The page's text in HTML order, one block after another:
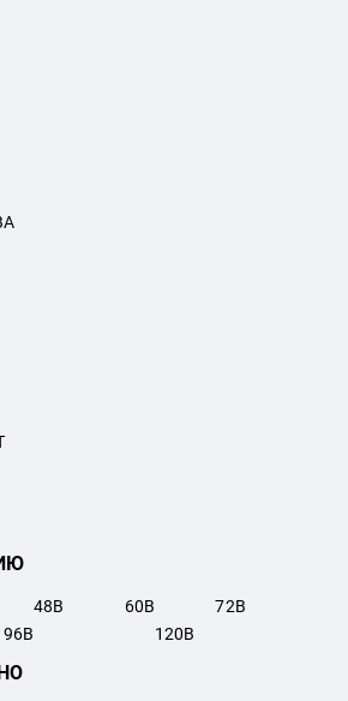
48В 60В 72В
96В 120В